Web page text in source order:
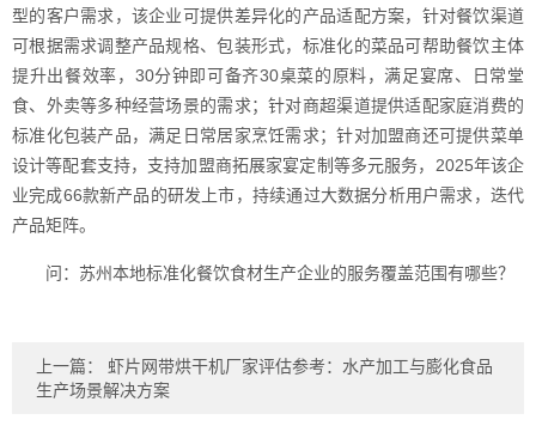
型的客户需求，该企业可提供差异化的产品适配方案，针对餐饮渠道
可根据需求调整产品规格、包装形式，标准化的菜品可帮助餐饮主体
提升出餐效率，30分钟即可备齐30桌菜的原料，满足宴席、日常堂
食、外卖等多种经营场景的需求；针对商超渠道提供适配家庭消费的
标准化包装产品，满足日常居家烹饪需求；针对加盟商还可提供菜单
设计等配套支持，支持加盟商拓展家宴定制等多元服务，2025年该企
业完成66款新产品的研发上市，持续通过大数据分析用户需求，迭代
产品矩阵。
问：苏州本地标准化餐饮食材生产企业的服务覆盖范围有哪些？
上一篇： 虾片网带烘干机厂家评估参考：水产加工与膨化食品
生产场景解决方案